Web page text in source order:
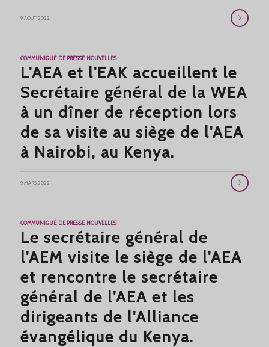
9 AOÛT 2022
COMMUNIQUÉ DE PRESSE, NOUVELLES
L'AEA et l'EAK accueillent le
Secrétaire général de la WEA
à un dîner de réception lors
de sa visite au siège de l'AEA
à Nairobi, au Kenya.
9 MARS 2022
COMMUNIQUÉ DE PRESSE, NOUVELLES
Le secrétaire général de
l'AEM visite le siège de l'AEA
et rencontre le secrétaire
général de l'AEA et les
dirigeants de l'Alliance
évangélique du Kenya.